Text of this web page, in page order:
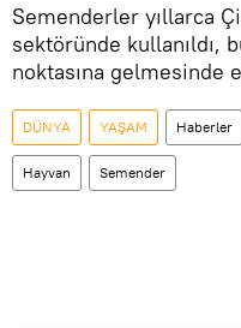
Semenderler yıllarca
sektöründe kullanıldı,
noktasına gelmesinde
DÜNYA YAŞAM Haberler
Hayvan Semender